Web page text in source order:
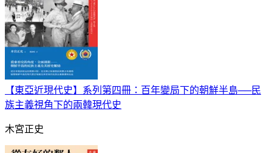
【東亞近現代史】系列第四冊：百年變局下的朝鮮半島──民
族主義視角下的兩韓現代史
木宮正史